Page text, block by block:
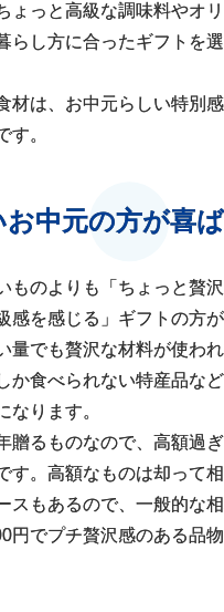
ょっと高級な調味料やオ
らし方に合ったギフトを
材は、お中元らしい特別
す。
お中元の方が喜
ものよりも「ちょっと贅
感を感じる」ギフトの方
量でも贅沢な材料が使われ
か食べられない特産品な
なります。
贈るものなので、高額過
す。高額なものは却って
スもあるので、一般的な
円でプチ贅沢感のある品